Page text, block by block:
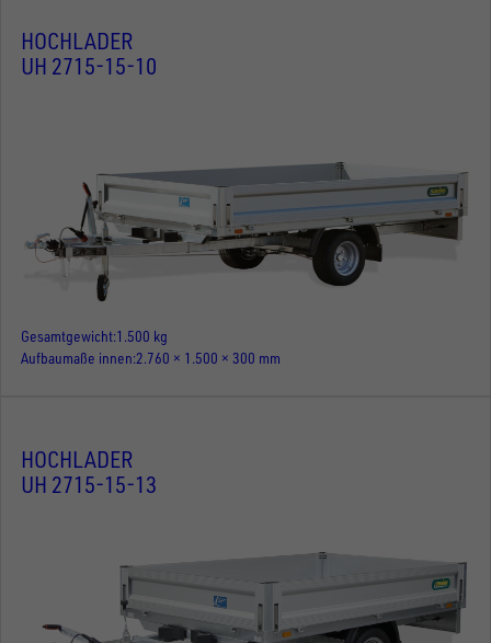
HOCHLADER
UH 2715-15-10
Gesamtgewicht 1.500 kg
Aufbaumaße innen 2.760 × 1.500 × 300 mm
HOCHLADER
UH 2715-15-13